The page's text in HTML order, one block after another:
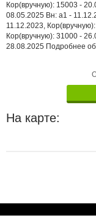
Кор(вручную): 15003 -
08.05.2025 Вн: a1 -
11.12.2023,
Кор(вручную): 31000 -
28.08.2025 Подробнее
На карте: